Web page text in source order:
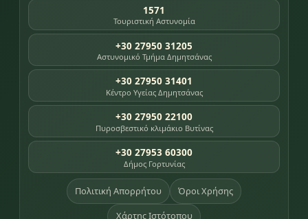
1571
Τουριστική Αστυνομία
+30 27950 31205
Αστυνομικό Τμήμα Δημητσάνας
+30 27950 31401
Κέντρο Υγείας Δημητσάνας
+30 27950 22100
Πυροσβεστικό κλιμάκιο Βυτίνας
+30 27953 60300
Δήμος Γορτυνίας
Πολιτική Απορρήτου Όροι Χρήσης
Χάρτης Ιστότοπου